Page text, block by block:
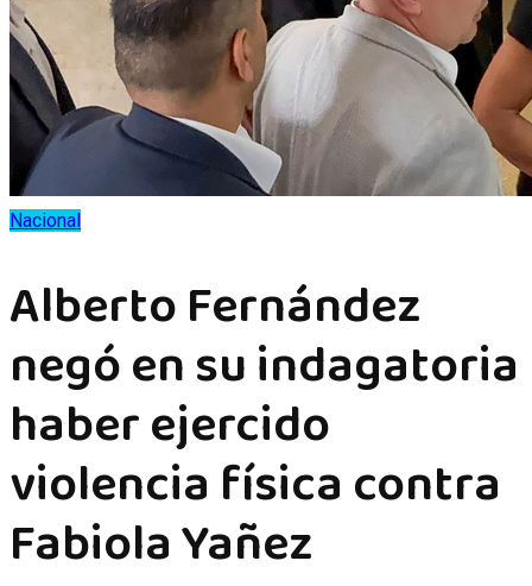
Nacional
Alberto Fernández
negó en su indagatoria
haber ejercido
violencia física contra
Fabiola Yañez